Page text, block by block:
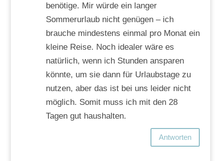
benötige. Mir würde ein langer
Sommerurlaub nicht genügen – ich
brauche mindestens einmal pro Monat ein
kleine Reise. Noch idealer wäre es
natürlich, wenn ich Stunden ansparen
könnte, um sie dann für Urlaubstage zu
nutzen, aber das ist bei uns leider nicht
möglich. Somit muss ich mit den 28
Tagen gut haushalten.
Antworten